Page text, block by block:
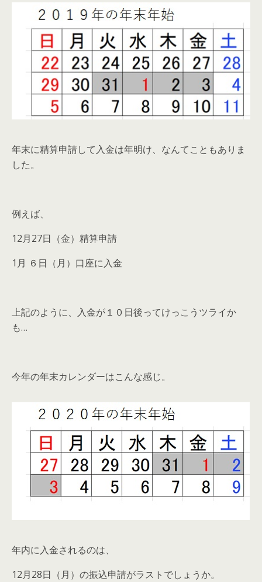
年末に精算申請して入金は年明け、なんてこともありま
した。
例えば、
12月27日（金）精算申請
1月 ６日（月）口座に入金
上記のように、入金が１０日後ってけっこうツライか
も…
今年の年末カレンダーはこんな感じ。
年内に入金されるのは、
12月28日（月）の振込申請がラストでしょうか。